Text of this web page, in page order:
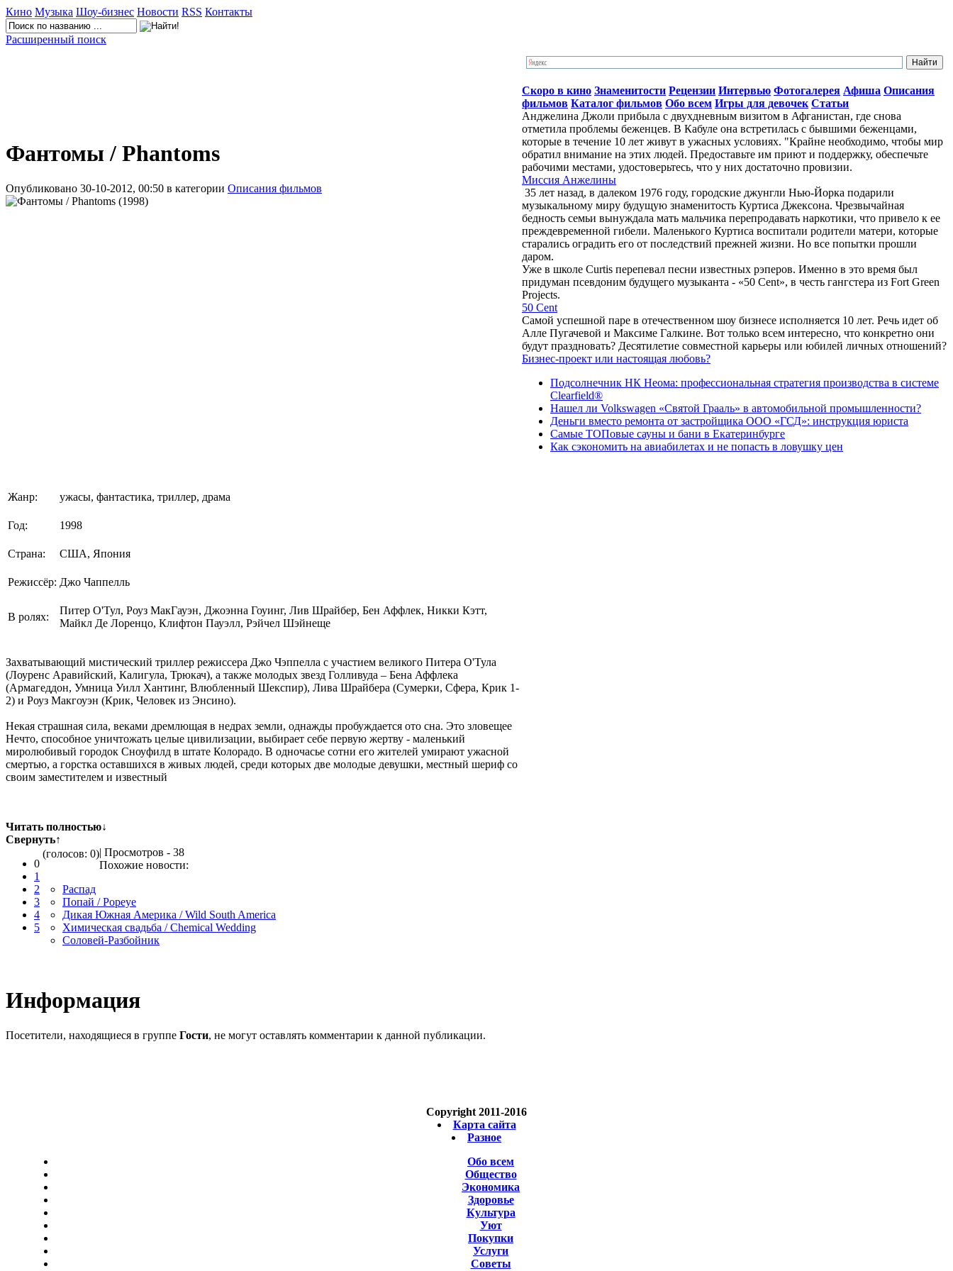
Кино Музыка Шоу-бизнес Новости RSS Контакты
Расширенный поиск
Фантомы / Phantoms
Опубликовано 30-10-2012, 00:50 в категории Описания фильмов
Жанр: ужасы, фантастика, триллер, драма
Год: 1998
Страна: США, Япония
Режиссёр: Джо Чаппелль
В ролях:
Питер О'Тул, Роуз МакГауэн, Джоэнна Гоуинг, Лив Шрайбер, Бен Аффлек, Никки Кэтт,
Майкл Де Лоренцо, Клифтон Пауэлл, Рэйчел Шэйнеще
Захватывающий мистический триллер режиссера Джо Чэппелла с участием великого Питера О'Тула
(Лоуренс Аравийский, Калигула, Трюкач), а также молодых звезд Голливуда – Бена Аффлека
(Армагеддон, Умница Уилл Хантинг, Влюбленный Шекспир), Лива Шрайбера (Сумерки, Сфера, Крик 1-
2) и Роуз Макгоуэн (Крик, Человек из Энсино).
Некая страшная сила, веками дремлющая в недрах земли, однажды пробуждается ото сна. Это зловещее
Нечто, способное уничтожать целые цивилизации, выбирает себе первую жертву - маленький
миролюбивый городок Сноуфилд в штате Колорадо. В одночасье сотни его жителей умирают ужасной
смертью, а горстка оставшихся в живых людей, среди которых две молодые девушки, местный шериф со
своим заместителем и известный
Читать полностью↓
Свернуть↑
0
1
2
3
4
5
(голосов: 0)| Просмотров - 38
Похожие новости:
Распад
Попай / Popeye
Дикая Южная Америка / Wild South America
Химическая свадьба / Chemical Wedding
Соловей-Разбойник
Информация
Посетители, находящиеся в группе Гости, не могут оставлять комментарии к данной публикации.
Скоро в кино Знаменитости Рецензии Интервью Фотогалерея Афиша Описания
фильмов Каталог фильмов Обо всем Игры для девочек Статьи
Анджелина Джоли прибыла с двухдневным визитом в Афганистан, где снова
отметила проблемы беженцев. В Кабуле она встретилась с бывшими беженцами,
которые в течение 10 лет живут в ужасных условиях. "Крайне необходимо, чтобы мир
обратил внимание на этих людей. Предоставьте им приют и поддержку, обеспечьте
рабочими местами, удостоверьтесь, что у них достаточно провизии.
Миссия Анжелины
35 лет назад, в далеком 1976 году, городские джунгли Нью-Йорка подарили
музыкальному миру будущую знаменитость Куртиса Джексона. Чрезвычайная
бедность семьи вынуждала мать мальчика перепродавать наркотики, что привело к ее
преждевременной гибели. Маленького Куртиса воспитали родители матери, которые
старались оградить его от последствий прежней жизни. Но все попытки прошли
даром.
Уже в школе Curtis перепевал песни известных рэперов. Именно в это время был
придуман псевдоним будущего музыканта - «50 Cent», в честь гангстера из Fort Green
Projects.
50 Cent
Самой успешной паре в отечественном шоу бизнесе исполняется 10 лет. Речь идет об
Алле Пугачевой и Максиме Галкине. Вот только всем интересно, что конкретно они
будут праздновать? Десятилетие совместной карьеры или юбилей личных отношений?
Бизнес-проект или настоящая любовь?
Подсолнечник НК Неома: профессиональная стратегия производства в системе
Clearfield®
Нашел ли Volkswagen «Святой Грааль» в автомобильной промышленности?
Деньги вместо ремонта от застройщика ООО «ГСД»: инструкция юриста
Самые ТОПовые сауны и бани в Екатеринбурге
Как сэкономить на авиабилетах и не попасть в ловушку цен
Copyright 2011-2016
Карта сайта
Разное
Обо всем
Общество
Экономика
Здоровье
Культура
Уют
Покупки
Услуги
Советы